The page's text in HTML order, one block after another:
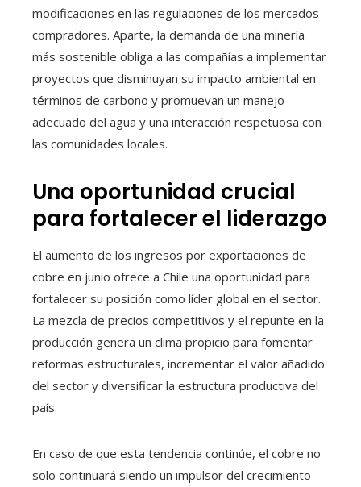
modificaciones en las regulaciones de los mercados
compradores. Aparte, la demanda de una minería
más sostenible obliga a las compañías a implementar
proyectos que disminuyan su impacto ambiental en
términos de carbono y promuevan un manejo
adecuado del agua y una interacción respetuosa con
las comunidades locales.
Una oportunidad crucial
para fortalecer el liderazgo
El aumento de los ingresos por exportaciones de
cobre en junio ofrece a Chile una oportunidad para
fortalecer su posición como líder global en el sector.
La mezcla de precios competitivos y el repunte en la
producción genera un clima propicio para fomentar
reformas estructurales, incrementar el valor añadido
del sector y diversificar la estructura productiva del
país.
En caso de que esta tendencia continúe, el cobre no
solo continuará siendo un impulsor del crecimiento